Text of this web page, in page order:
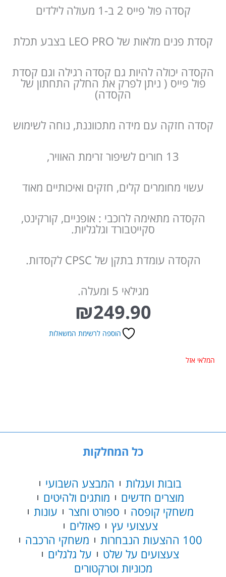
קסדה פול פייס 2 ב-1 מעולה לילדים
קסדת פנים מלאות של LEO PRO בצבע תכלת
הקסדה יכולה להיות גם קסדה רגילה וגם קסדת
פול פייס ( ניתן לפרק את החלק התחתון של
הקסדה)
קסדה חזקה עם מידה מתכווננת, נוחה לשימוש
13 חורים לשיפור זרימת האוויר,
עשוי מחומרים קלים, חזקים ואיכותיים מאוד
הקסדה מתאימה לרוכבי : אופניים, קורקינט,
סקייטבורד וגלגליות.
הקסדה עומדת בתקן של CPSC לקסדות.
מגילאי 5 ומעלה.
₪249.90
הוספה לרשימת המשאלות
המלאי אזל
כל המחלקות
בובות ועגלות
המבצע השבועי
מוצרים חדשים
מותגים ולהיטים
משחקי קופסה
ספורט וחצר
עונות
צעצועי עץ
פאזלים
100 ההצעות הנבחרות
משחקי הרכבה
צעצועים על שלט
על גלגלים
מכוניות וטרקטורים